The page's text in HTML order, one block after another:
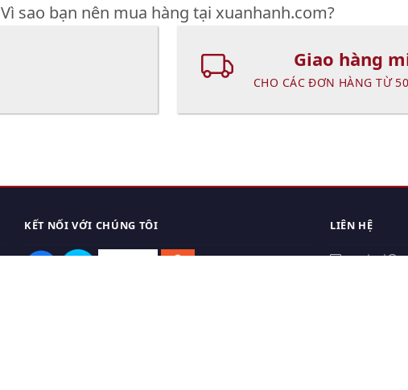
Vì sao bạn nên mua hàng tại xuanhanh.com?
Giao hàng
CHO CÁC ĐƠN HÀNG TỪ
KẾT NỐI VỚI CHÚNG TÔI LIÊN HỆ